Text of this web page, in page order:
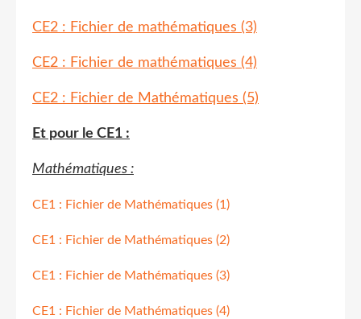
CE2 : Fichier de mathématiques (3)
CE2 : Fichier de mathématiques (4)
CE2 : Fichier de Mathématiques (5)
Et pour le CE1 :
Mathématiques :
CE1 : Fichier de Mathématiques (1)
CE1 : Fichier de Mathématiques (2)
CE1 : Fichier de Mathématiques (3)
CE1 : Fichier de Mathématiques (4)